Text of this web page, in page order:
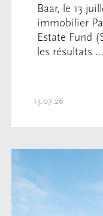
Baar, le 13
immobilier
Estate Fund
les résultats ...
13.07.26